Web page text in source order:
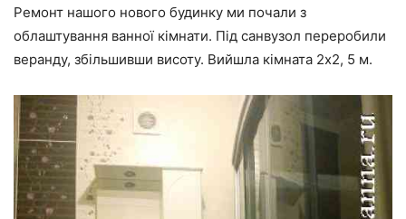
Ремонт нашого нового будинку ми почали з
облаштування ванної кімнати. Під санвузол переробили
веранду, збільшивши висоту. Вийшла кімната 2х2, 5 м.